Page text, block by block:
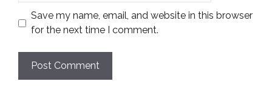
Save my name, email, and website in this browser
for the next time I comment.